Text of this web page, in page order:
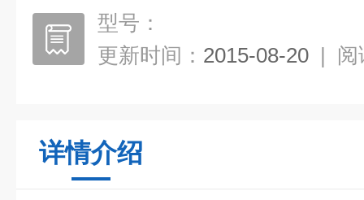
型号：
更新时间： 2015-08-20 | 阅
详情介绍